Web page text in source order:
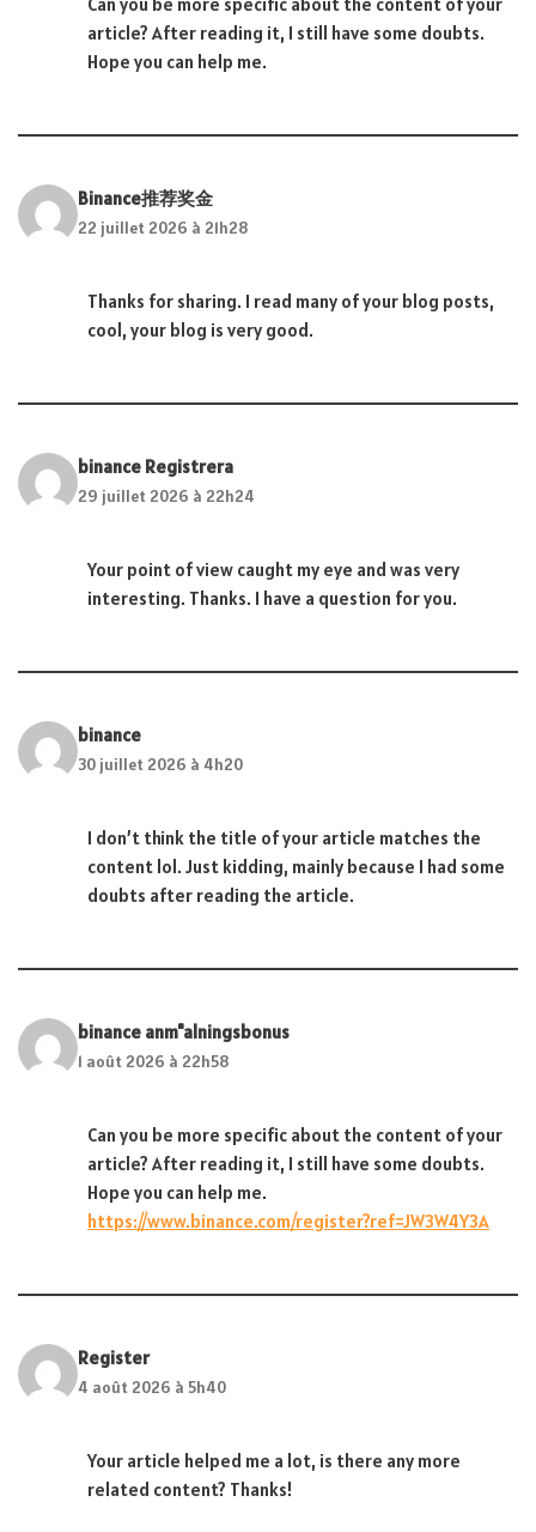
Can you be more specific about the content of your
article? After reading it, I still have some doubts.
Hope you can help me.
Binance推荐奖金
22 juillet 2026 à 21h28
Thanks for sharing. I read many of your blog posts,
cool, your blog is very good.
binance Registrera
29 juillet 2026 à 22h24
Your point of view caught my eye and was very
interesting. Thanks. I have a question for you.
binance
30 juillet 2026 à 4h20
I don’t think the title of your article matches the
content lol. Just kidding, mainly because I had some
doubts after reading the article.
binance anm"alningsbonus
1 août 2026 à 22h58
Can you be more specific about the content of your
article? After reading it, I still have some doubts.
Hope you can help me.
https://www.binance.com/register?ref=JW3W4Y3A
Register
4 août 2026 à 5h40
Your article helped me a lot, is there any more
related content? Thanks!